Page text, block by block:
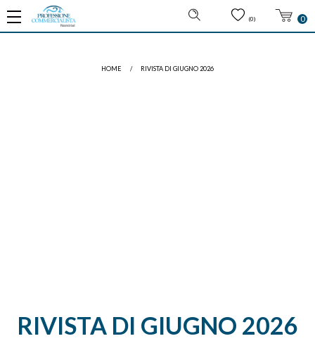
(0) 0
HOME / RIVISTA DI GIUGNO 2026
RIVISTA DI GIUGNO 2026